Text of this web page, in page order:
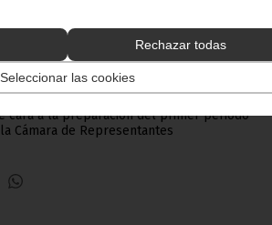
Rechazar todas
Seleccionar las cookies
periodo ordinario de sesiones
parlamentarios y los principales
cara a la preparación del primer periodo
Cámara de Representantes